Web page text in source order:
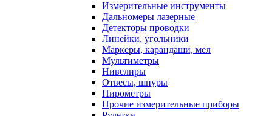
Измерительные инструменты
Дальномеры лазерные
Детекторы проводки
Линейки, угольники
Маркеры, карандаши, мел
Мультиметры
Нивелиры
Отвесы, шнуры
Пирометры
Прочие измерительные приборы